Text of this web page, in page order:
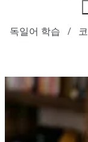
독일어 학습